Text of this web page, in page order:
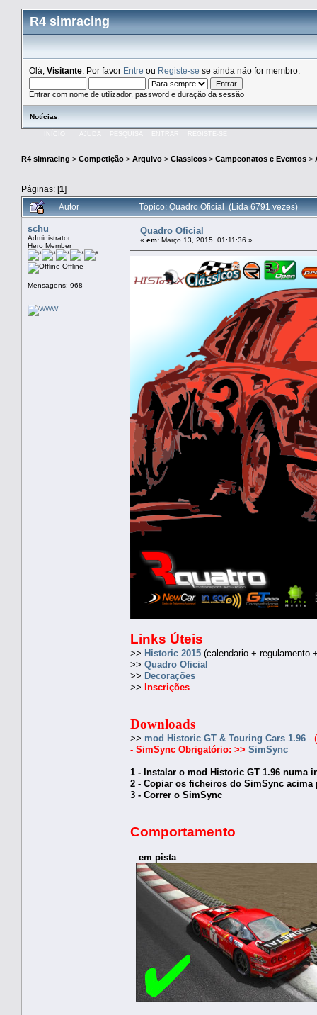
R4 simracing
Olá, Visitante . Por favor Entre ou Registe-se se ainda não for membro.
Entrar com nome de utilizador, password e duração da sessão
Notícias:
R4 simracing > Competição > Arquivo > Classicos > Campeonatos e Eventos >
Páginas: [1]
Autor
Tópico: Quadro Oficial (Lida 6791 vezes)
schu
Administrator
Hero Member
Offline
Mensagens: 968
Quadro Oficial
« em: Março 13, 2015, 01:11:36 »
Links Úteis
>> Historic 2015 (calendario + regulamento
>> Quadro Oficial
>> Decorações
>> Inscrições
Downloads
>> mod Historic GT & Touring Cars 1.96 -
- SimSync Obrigatório: >> SimSync
1 - Instalar o mod Historic GT 1.96 numa
2 - Copiar os ficheiros do SimSync acima
3 - Correr o SimSync
Comportamento
em pista